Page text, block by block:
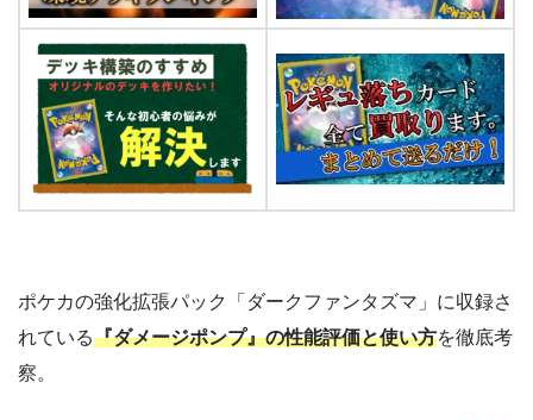
ポケカの強化拡張パック「ダークファンタズマ」に収録さ
れている『ダメージポンプ』の性能評価と使い方を徹底考
察。